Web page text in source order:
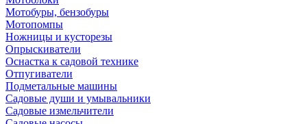
Мотобуры, бензобуры
Мотопомпы
Ножницы и кусторезы
Опрыскиватели
Оснастка к садовой технике
Отпугиватели
Подметальные машины
Садовые души и умывальники
Садовые измельчители